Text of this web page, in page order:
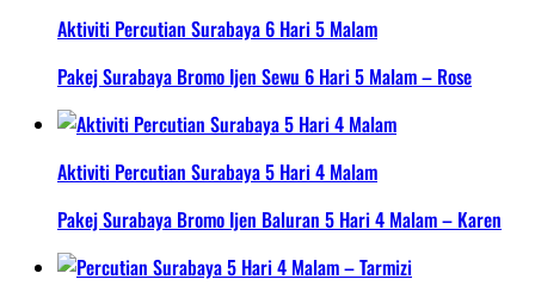
Aktiviti Percutian Surabaya 6 Hari 5 Malam
Pakej Surabaya Bromo Ijen Sewu 6 Hari 5 Malam – Rose
Aktiviti Percutian Surabaya 5 Hari 4 Malam
Pakej Surabaya Bromo Ijen Baluran 5 Hari 4 Malam – Karen